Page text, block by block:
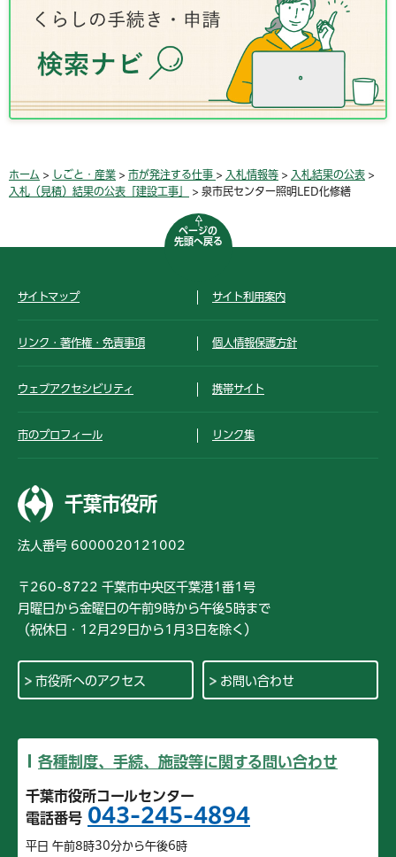
ホーム > しごと・産業 > 市が発注する仕事 > 入札情報等 > 入札結果の公表 >
入札（見積）結果の公表「建設工事」
> 泉市民センター照明LED化修繕
ページの
先頭へ戻る
サイトマップ サイト利用案内
リンク・著作権・免責事項 個人情報保護方針
ウェブアクセシビリティ 携帯サイト
市のプロフィール リンク集
千葉市役所
法人番号 6000020121002
〒260-8722 千葉市中央区千葉港1番1号
月曜日から金曜日の午前9時から午後5時まで
（祝休日・12月29日から1月3日を除く）
市役所へのアクセス お問い合わせ
各種制度、手続、施設等に関する問い合わせ
千葉市役所コールセンター
電話番号 043-245-4894
平日 午前8時30分から午後6時